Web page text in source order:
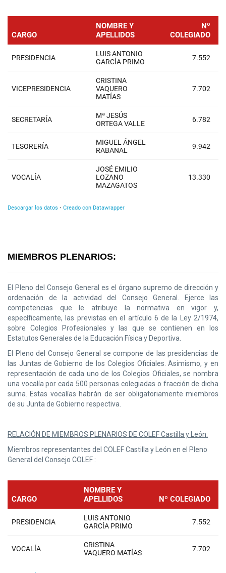
MIEMBROS PLENARIOS:
El Pleno del Consejo General es el órgano supremo de dirección y
ordenación de la actividad del Consejo General. Ejerce las
competencias que le atribuye la normativa en vigor y,
específicamente, las previstas en el artículo 6 de la Ley 2/1974,
sobre Colegios Profesionales y las que se contienen en los
Estatutos Generales de la Educación Física y Deportiva.
El Pleno del Consejo General se compone de las presidencias de
las Juntas de Gobierno de los Colegios Oficiales. Asimismo, y en
representación de cada uno de los Colegios Oficiales, se nombra
una vocalía por cada 500 personas colegiadas o fracción de dicha
suma. Estas vocalías habrán de ser obligatoriamente miembros
de su Junta de Gobierno respectiva.
RELACIÓN DE MIEMBROS PLENARIOS DE COLEF Castilla y León:
Miembros representantes del COLEF Castilla y León en el Pleno
General del Consejo COLEF :